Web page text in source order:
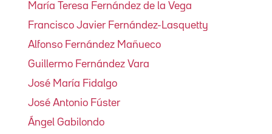
María Teresa Fernández de la Vega
Francisco Javier Fernández-Lasquetty
Alfonso Fernández Mañueco
Guillermo Fernández Vara
José María Fidalgo
José Antonio Fúster
Ángel Gabilondo